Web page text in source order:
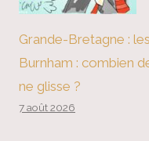
Grande-Bretagne :
Burnham : combien
ne glisse ?
7 août 2026